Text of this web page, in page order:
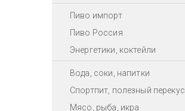
Пиво импорт
Пиво Россия
Энергетики, коктейли
Вода, соки, напитки
Спортпит, полезный перекус
Мясо, рыба, икра